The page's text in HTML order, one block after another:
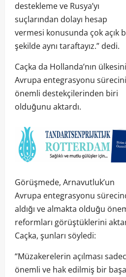
destekleme ve Rusya’yı
suçlarından dolayı hesap
vermesi konusunda çok açık
şekilde aynı taraftayız.” dedi.
Caçka da Hollanda’nın
Avrupa entegrasyonu
önemli destekçilerinden biri
olduğunu aktardı.
Görüşmede, Arnavutluk’un
Avrupa entegrasyonu
aldığı ve almakta olduğu
reformları görüştüklerini
Caçka, şunları söyledi:
“Müzakerelerin açılması
önemli ve hak edilmiş bir